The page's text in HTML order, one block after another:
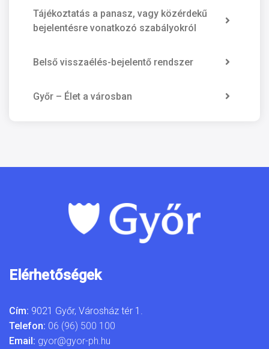
Tájékoztatás a panasz, vagy közérdekű
bejelentésre vonatkozó szabályokról
Belső visszaélés-bejelentő rendszer
Győr – Élet a városban
Elérhetőségek
Cím: 9021 Győr, Városház tér 1.
Telefon: 06 (96) 500 100
Email: gyor@gyor-ph.hu